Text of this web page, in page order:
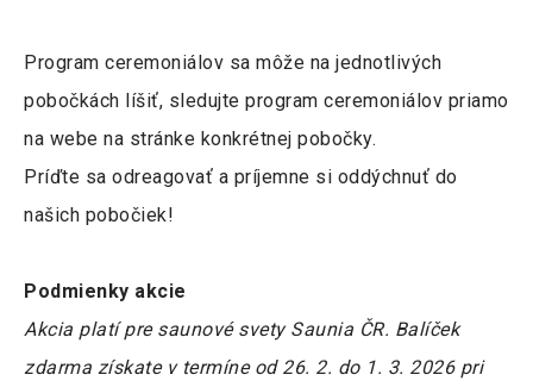
Program ceremoniálov sa môže na jednotlivých
pobočkách líšiť, sledujte program ceremoniálov priamo
na webe na stránke konkrétnej pobočky.
Príďte sa odreagovať a príjemne si oddýchnuť do
našich pobočiek!
Podmienky akcie
Akcia platí pre saunové svety Saunia ČR. Balíček
zdarma získate v termíne od 26. 2. do 1. 3. 2026 pri